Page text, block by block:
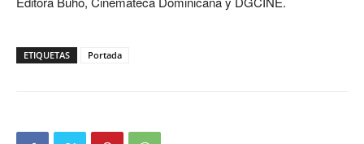
ETIQUETAS Portada